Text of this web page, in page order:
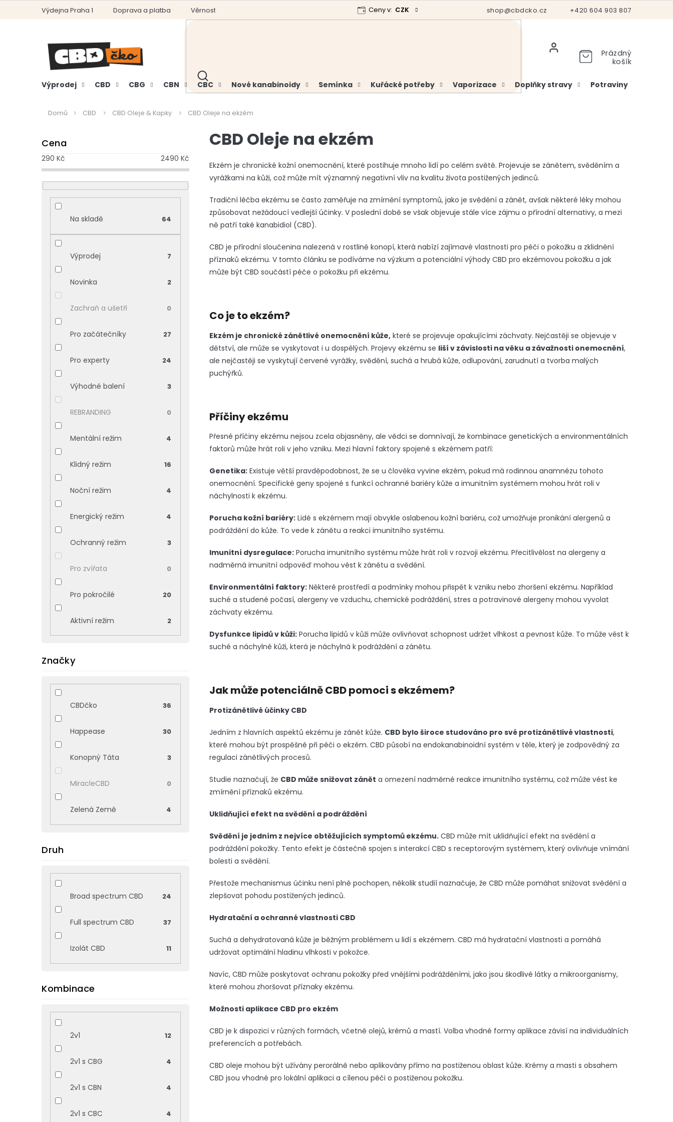
+420 604 903 807
shop@cbdcko.cz
Výdejna Praha 1 Doprava a platba Věrnostní program Analýzy a certifikáty Hodnocení obchodu Vrácení a reklamace
Ceny v: CZK
HLEDAT
Prázdný
košík
Výprodej CBD CBG CBN CBC Nové kanabinoidy Semínka Kuřácké potřeby Vaporizace Doplňky stravy Potraviny
Domů CBD CBD Oleje & Kapky CBD Oleje na ekzém
o
s
t
r
a
Cena
290 Kč 2490 Kč
Na skladě 64
Výprodej 7
Novinka 2
Zachraň a ušetři 0
Pro začátečníky 27
Pro experty 24
Výhodné balení 3
REBRANDING 0
Mentální režim 4
Klidný režim 16
Noční režim 4
Energický režim 4
Ochranný režim 3
Pro zvířata 0
Pro pokročilé 20
Aktivní režim 2
Značky
CBDčko 36
Happease 30
Konopný Táta 3
MiracleCBD 0
Zelená Země 4
Druh
Broad spectrum CBD 24
Full spectrum CBD 37
Izolát CBD 11
Kombinace
2v1 12
2v1 s CBG 4
2v1 s CBN 4
2v1 s CBC 4
CBD Oleje na ekzém
Ekzém je chronické kožní onemocnění, které postihuje mnoho lidí po celém světě. Projevuje se zánětem, svěděním a
vyrážkami na kůži, což může mít významný negativní vliv na kvalitu života postižených jedinců.
Tradiční léčba ekzému se často zaměřuje na zmírnění symptomů, jako je svědění a zánět, avšak některé léky mohou
způsobovat nežádoucí vedlejší účinky. V poslední době se však objevuje stále více zájmu o přírodní alternativy, a mezi
ně patří také kanabidiol (CBD).
CBD je přírodní sloučenina nalezená v rostlině konopí, která nabízí zajímavé vlastnosti pro péči o pokožku a zklidnění
příznaků ekzému. V tomto článku se podíváme na výzkum a potenciální výhody CBD pro ekzémovou pokožku a jak
může být CBD součástí péče o pokožku při ekzému.
Co je to ekzém?
Ekzém je chronické zánětlivé onemocnění kůže, které se projevuje opakujícími záchvaty. Nejčastěji se objevuje v
dětství, ale může se vyskytovat i u dospělých. Projevy ekzému se liší v závislosti na věku a závažnosti onemocnění,
ale nejčastěji se vyskytují červené vyrážky, svědění, suchá a hrubá kůže, odlupování, zarudnutí a tvorba malých
puchýřků.
Příčiny ekzému
Přesné příčiny ekzému nejsou zcela objasněny, ale vědci se domnívají, že kombinace genetických a environmentálních
faktorů může hrát roli v jeho vzniku. Mezi hlavní faktory spojené s ekzémem patří:
Genetika: Existuje větší pravděpodobnost, že se u člověka vyvine ekzém, pokud má rodinnou anamnézu tohoto
onemocnění. Specifické geny spojené s funkcí ochranné bariéry kůže a imunitním systémem mohou hrát roli v
náchylnosti k ekzému.
Porucha kožní bariéry: Lidé s ekzémem mají obvykle oslabenou kožní bariéru, což umožňuje pronikání alergenů a
podráždění do kůže. To vede k zánětu a reakci imunitního systému.
Imunitní dysregulace: Porucha imunitního systému může hrát roli v rozvoji ekzému. Přecitlivělost na alergeny a
nadměrná imunitní odpověď mohou vést k zánětu a svědění.
Environmentální faktory: Některé prostředí a podmínky mohou přispět k vzniku nebo zhoršení ekzému. Například
suché a studené počasí, alergeny ve vzduchu, chemické podráždění, stres a potravinové alergeny mohou vyvolat
záchvaty ekzému.
Dysfunkce lipidů v kůži: Porucha lipidů v kůži může ovlivňovat schopnost udržet vlhkost a pevnost kůže. To může vést k
suché a náchylné kůži, která je náchylná k podráždění a zánětu.
Jak může potenciálně CBD pomoci s ekzémem?
Protizánětlivé účinky CBD
Jedním z hlavních aspektů ekzému je zánět kůže. CBD bylo široce studováno pro své protizánětlivé vlastnosti,
které mohou být prospěšné při péči o ekzém. CBD působí na endokanabinoidní systém v těle, který je zodpovědný za
regulaci zánětlivých procesů.
Studie naznačují, že CBD může snižovat zánět a omezení nadměrné reakce imunitního systému, což může vést ke
zmírnění příznaků ekzému.
Uklidňující efekt na svědění a podráždění
Svědění je jedním z nejvíce obtěžujících symptomů ekzému. CBD může mít uklidňující efekt na svědění a
podráždění pokožky. Tento efekt je částečně spojen s interakcí CBD s receptorovým systémem, který ovlivňuje vnímání
bolesti a svědění.
Přestože mechanismus účinku není plně pochopen, několik studií naznačuje, že CBD může pomáhat snižovat svědění a
zlepšovat pohodu postižených jedinců.
Hydratační a ochranné vlastnosti CBD
Suchá a dehydratovaná kůže je běžným problémem u lidí s ekzémem. CBD má hydratační vlastnosti a pomáhá
udržovat optimální hladinu vlhkosti v pokožce.
Navíc, CBD může poskytovat ochranu pokožky před vnějšími podrážděními, jako jsou škodlivé látky a mikroorganismy,
které mohou zhoršovat příznaky ekzému.
Možnosti aplikace CBD pro ekzém
CBD je k dispozici v různých formách, včetně olejů, krémů a mastí. Volba vhodné formy aplikace závisí na individuálních
preferencích a potřebách.
CBD oleje mohou být užívány perorálně nebo aplikovány přímo na postiženou oblast kůže. Krémy a masti s obsahem
CBD jsou vhodné pro lokální aplikaci a cílenou péči o postiženou pokožku.